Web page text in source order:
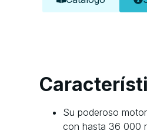
Su poderoso
con hasta 36 000